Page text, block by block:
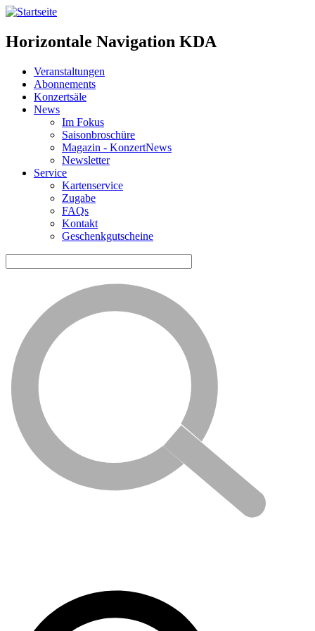
Horizontale Navigation KDA
Veranstaltungen
Abonnements
Konzertsäle
News
Im Fokus
Saisonbroschüre
Magazin - KonzertNews
Newsletter
Service
Kartenservice
Zugabe
FAQs
Kontakt
Geschenkgutscheine